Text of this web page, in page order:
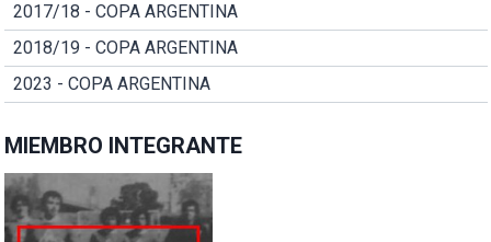
2017/18 - COPA ARGENTINA
2018/19 - COPA ARGENTINA
2023 - COPA ARGENTINA
MIEMBRO INTEGRANTE